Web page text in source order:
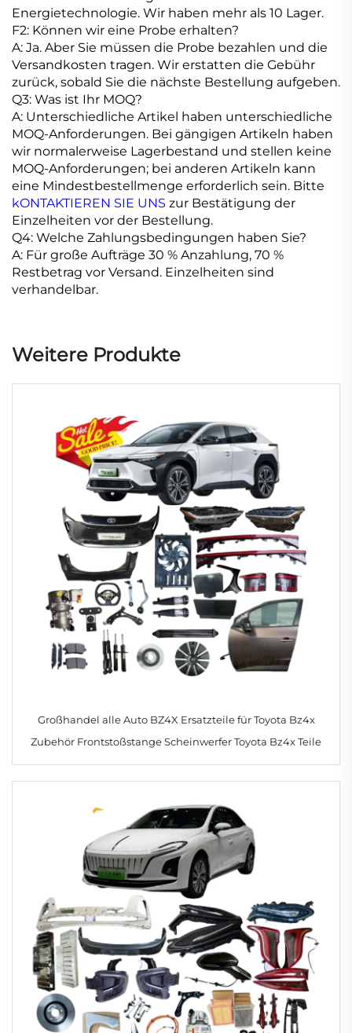
Energietechnologie. Wir haben mehr als 10 Lager.
F2: Können wir eine Probe erhalten?
A: Ja. Aber Sie müssen die Probe bezahlen und die
Versandkosten tragen. Wir erstatten die Gebühr
zurück, sobald Sie die nächste Bestellung aufgeben.
Q3: Was ist Ihr MOQ?
A: Unterschiedliche Artikel haben unterschiedliche
MOQ-Anforderungen. Bei gängigen Artikeln haben
wir normalerweise Lagerbestand und stellen keine
MOQ-Anforderungen; bei anderen Artikeln kann
eine Mindestbestellmenge erforderlich sein. Bitte
kONTAKTIEREN SIE UNS zur Bestätigung der
Einzelheiten vor der Bestellung.
Q4: Welche Zahlungsbedingungen haben Sie?
A: Für große Aufträge 30 % Anzahlung, 70 %
Restbetrag vor Versand. Einzelheiten sind
verhandelbar.
Weitere Produkte
Großhandel alle Auto BZ4X Ersatzteile für Toyota Bz4x
Zubehör Frontstoßstange Scheinwerfer Toyota Bz4x Teile